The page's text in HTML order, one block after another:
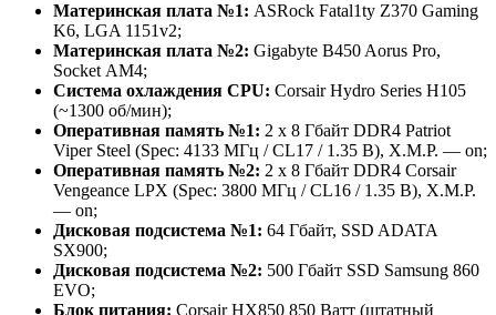
Материнская плата №1: ASRock Fatal1ty Z370 Gaming
K6, LGA 1151v2;
Материнская плата №2: Gigabyte B450 Aorus Pro,
Socket АМ4;
Система охлаждения CPU: Corsair Hydro Series H105
(~1300 об/мин);
Оперативная память №1: 2 x 8 Гбайт DDR4 Patriot
Viper Steel (Spec: 4133 МГц / CL17 / 1.35 В), X.M.P. — on;
Оперативная память №2: 2 x 8 Гбайт DDR4 Corsair
Vengeance LPX (Spec: 3800 МГц / CL16 / 1.35 В), X.M.P.
— on;
Дисковая подсистема №1: 64 Гбайт, SSD ADATA
SX900;
Дисковая подсистема №2: 500 Гбайт SSD Samsung 860
EVO;
Блок питания: Corsair HX850 850 Ватт (штатный